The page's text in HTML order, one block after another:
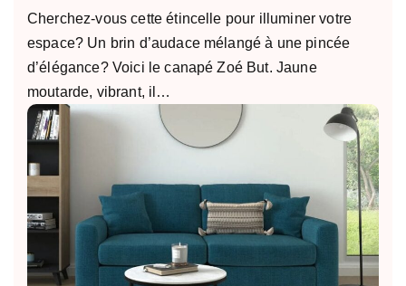
Cherchez-vous cette étincelle pour illuminer votre
espace? Un brin d’audace mélangé à une pincée
d’élégance? Voici le canapé Zoé But. Jaune
moutarde, vibrant, il…